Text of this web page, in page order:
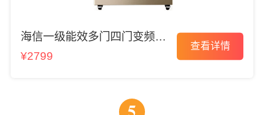
海信一级能效多门四门变频电
冰箱
¥2799
查看详情